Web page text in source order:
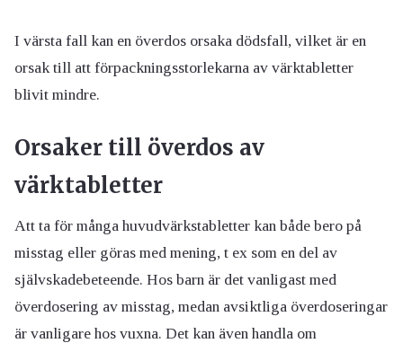
I värsta fall kan en överdos orsaka dödsfall, vilket är en
orsak till att förpackningsstorlekarna av värktabletter
blivit mindre.
Orsaker till överdos av
värktabletter
Att ta för många huvudvärkstabletter kan både bero på
misstag eller göras med mening, t ex som en del av
självskadebeteende. Hos barn är det vanligast med
överdosering av misstag, medan avsiktliga överdoseringar
är vanligare hos vuxna. Det kan även handla om